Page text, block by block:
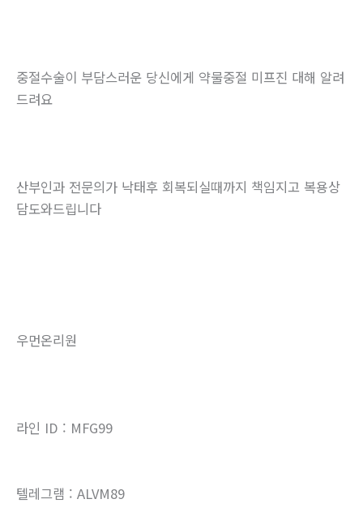
중절수술이 부담스러운 당신에게 약물중절 미프진 대해 알려
드려요
산부인과 전문의가 낙태후 회복되실때까지 책임지고 복용상
담도와드립니다
우먼온리원
라인 ID : MFG99
텔레그램 : ALVM89